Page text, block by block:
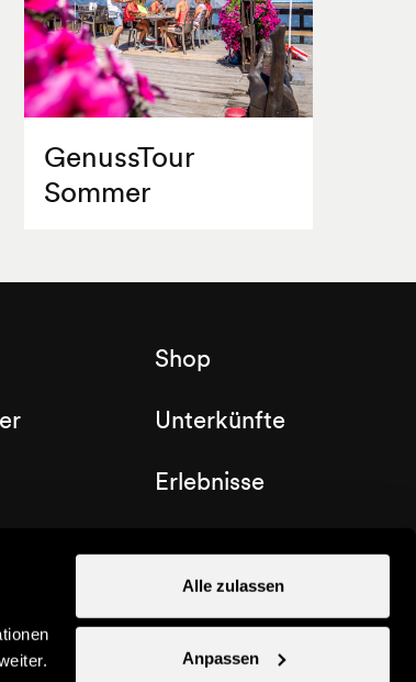
Alle zulassen
Anpassen
GenussTour
Sommer
Shop
Unterkünfte
Erlebnisse